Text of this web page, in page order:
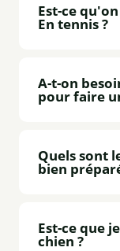
Est-ce
En tennis ?
A-t-on
pour faire
Quels sont
bien
Est-ce que
chien ?